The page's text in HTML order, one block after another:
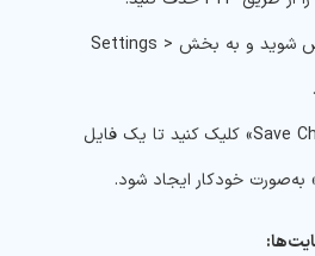
وارد داشبورد وردپرس شوید و به بخش Settings >
روی گزینه «Save Changes» کلیک کنید تا یک فایل